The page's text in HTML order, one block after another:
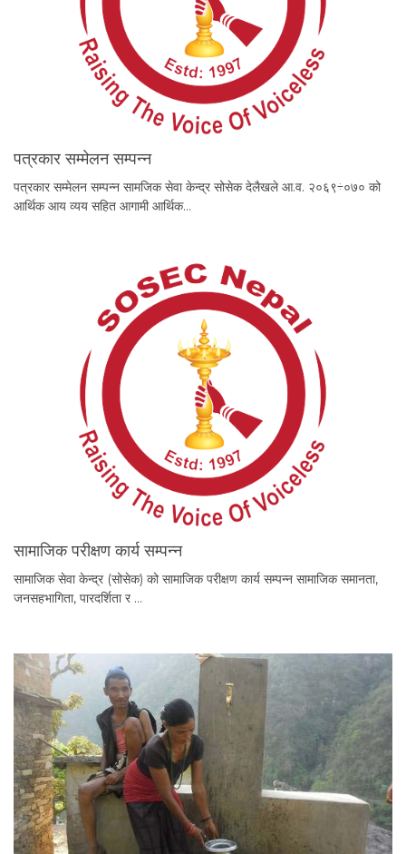
पत्रकार सम्मेलन सम्पन्न
पत्रकार सम्मेलन सम्पन्न सामजिक सेवा केन्द्र सोसेक देलैखले आ.व. २०६९÷०७० को
आर्थिक आय व्यय सहित आगामी आर्थिक…
सामाजिक परीक्षण कार्य सम्पन्न
सामाजिक सेवा केन्द्र (सोसेक) को सामाजिक परीक्षण कार्य सम्पन्न सामाजिक समानता,
जनसहभागिता, पारदर्शिता र …